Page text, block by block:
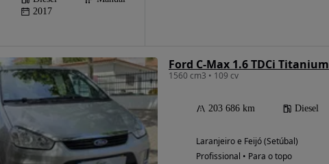
2017
Ford C-Max 1.6 TDCi Titanium
1560 cm3 • 109 cv
203 686 km Diesel
Laranjeiro e Feijó (Setúbal)
Profissional • Para o topo